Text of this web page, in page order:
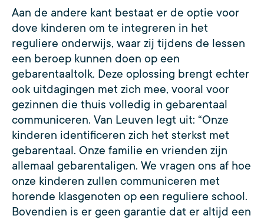
Aan de andere kant bestaat er de optie voor
dove kinderen om te integreren in het
reguliere onderwijs, waar zij tijdens de lessen
een beroep kunnen doen op een
gebarentaaltolk. Deze oplossing brengt echter
ook uitdagingen met zich mee, vooral voor
gezinnen die thuis volledig in gebarentaal
communiceren. Van Leuven legt uit: “Onze
kinderen identificeren zich het sterkst met
gebarentaal. Onze familie en vrienden zijn
allemaal gebarentaligen. We vragen ons af hoe
onze kinderen zullen communiceren met
horende klasgenoten op een reguliere school.
Bovendien is er geen garantie dat er altijd een